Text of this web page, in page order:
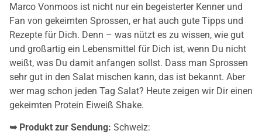
Marco Vonmoos ist nicht nur ein begeisterter Kenner und
Fan von gekeimten Sprossen, er hat auch gute Tipps und
Rezepte für Dich. Denn – was nützt es zu wissen, wie gut
und großartig ein Lebensmittel für Dich ist, wenn Du nicht
weißt, was Du damit anfangen sollst. Dass man Sprossen
sehr gut in den Salat mischen kann, das ist bekannt. Aber
wer mag schon jeden Tag Salat? Heute zeigen wir Dir einen
gekeimten Protein Eiweiß Shake.
➥ Produkt zur Sendung: Schweiz: